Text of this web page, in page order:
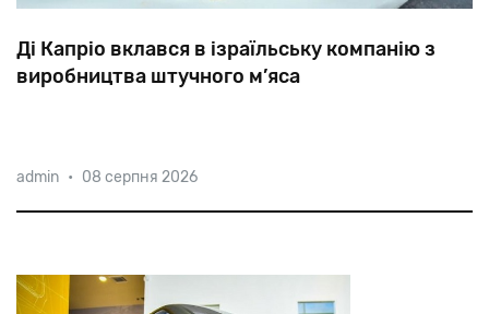
Ді Капріо вклався в ізраїльську компанію з
виробництва штучного м’яса
перший
у світі стейк рибай
клітин та тривимірній біопечаті.
admin • 08 серпня 2026